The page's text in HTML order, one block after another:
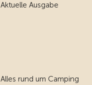
Aktuelle Ausgabe
Alles rund um Camping